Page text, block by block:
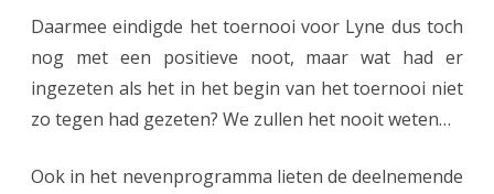
Daarmee eindigde het toernooi voor Lyne dus toch
nog met een positieve noot, maar wat had er
ingezeten als het in het begin van het toernooi niet
zo tegen had gezeten? We zullen het nooit weten…
Ook in het nevenprogramma lieten de deelnemende